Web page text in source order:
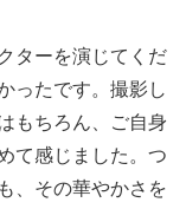
ターを演じてくだ
ったです。撮影し
もちろん、ご自身
て感じました。つ
、その華やかさを